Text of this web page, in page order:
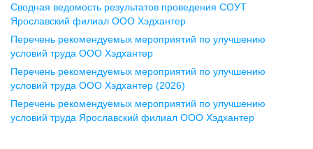
+7 473 280-05-05
pr@vrn.hh.ru
ул. Спартаковская, д. 2А, этаж 3,
помещение 15
+7 843 212-12-50
Сводная ведомость результатов проведения СОУТ
Ярославский филиал ООО Хэдхантер
Перечень рекомендуемых мероприятий по улучшению
условий труда ООО Хэдхантер
Перечень рекомендуемых мероприятий по улучшению
условий труда ООО Хэдхантер (2026)
Перечень рекомендуемых мероприятий по улучшению
условий труда Ярославский филиал ООО Хэдхантер